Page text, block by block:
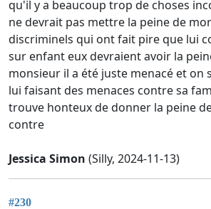
qu'il y a beaucoup trop de choses
ne devrait pas mettre la peine de
discriminels qui ont fait pire que lui
sur enfant eux devraient avoir la
monsieur il a été juste menacé et on
lui faisant des menaces contre sa
trouve honteux de donner la peine
contre
Jessica Simon (Silly, 2024-11-13)
#230